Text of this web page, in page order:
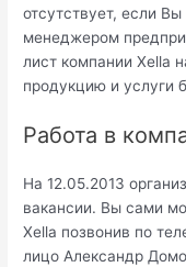
отсутствует, если
менеджером
лист компании Xella
продукцию и услуги
Работа в
На 12.05.2013
вакансии. Вы сами
Xella позвонив по
лицо Александр